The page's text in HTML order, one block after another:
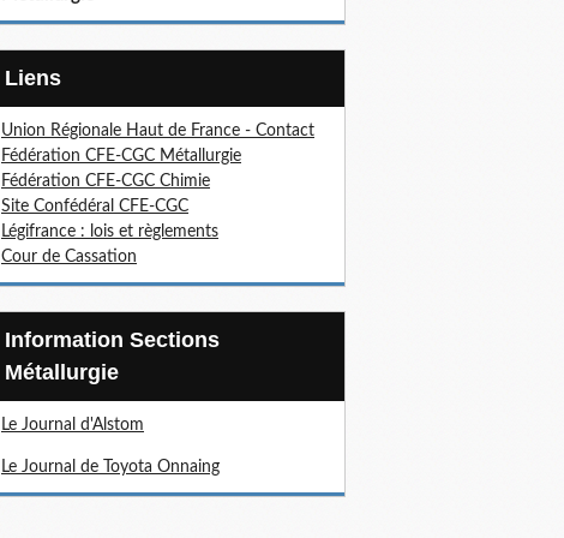
Liens
Union Régionale Haut de France - Contact
Fédération CFE-CGC Métallurgie
Fédération CFE-CGC Chimie
Site Confédéral CFE-CGC
Légifrance : lois et règlements
Cour de Cassation
Information Sections
Métallurgie
Le Journal d'Alstom
Le Journal de Toyota Onnaing